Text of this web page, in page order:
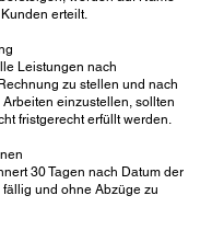
erteilt.
Leistungen nach
zu stellen und nach
einzustellen, sollten
fristgerecht erfüllt werden.
30 Tagen nach Datum der
und ohne Abzüge zu